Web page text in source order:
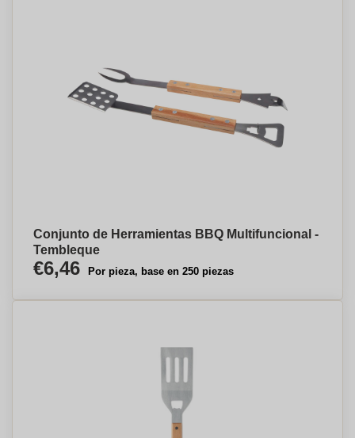
Conjunto de Herramientas BBQ Multifuncional -
Tembleque
€6,46 Por pieza, base en 250 piezas